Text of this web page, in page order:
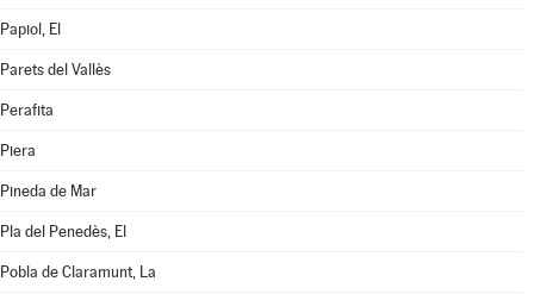
Papiol, El
Parets del Vallès
Perafita
Piera
Pineda de Mar
Pla del Penedès, El
Pobla de Claramunt, La